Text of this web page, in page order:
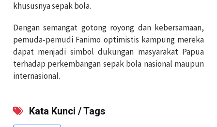
khususnya sepak bola.
Dengan semangat gotong royong dan kebersamaan,
pemuda-pemudi Fanimo optimistis kampung mereka
dapat menjadi simbol dukungan masyarakat Papua
terhadap perkembangan sepak bola nasional maupun
internasional.
Kata Kunci / Tags